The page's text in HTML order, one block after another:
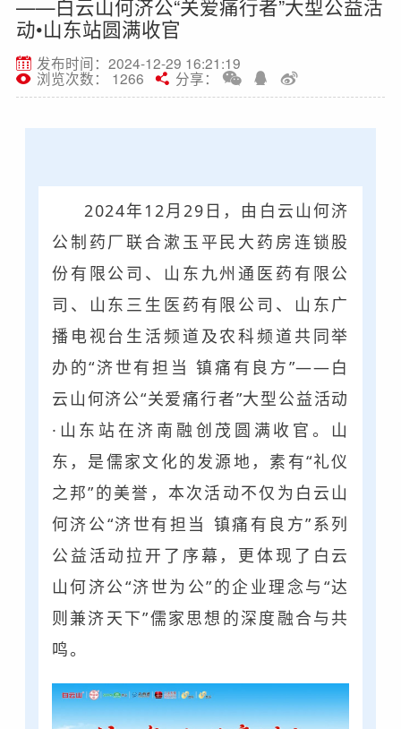
——白云山何济公“关爱痛行者”大型公益活
动•山东站圆满收官
发布时间：2024-12-29 16:21:19
浏览次数： 1266 分享：
2024年12月29日，由白云山何济
公制药厂联合漱玉平民大药房连锁股
份有限公司、山东九州通医药有限公
司、山东三生医药有限公司、山东广
播电视台生活频道及农科频道共同举
办的“济世有担当 镇痛有良方”——白
云山何济公“关爱痛行者”大型公益活动
·山东站在济南融创茂圆满收官。山
东，是儒家文化的发源地，素有“礼仪
之邦”的美誉，本次活动不仅为白云山
何济公“济世有担当 镇痛有良方”系列
公益活动拉开了序幕，更体现了白云
山何济公“济世为公”的企业理念与“达
则兼济天下”儒家思想的深度融合与共
鸣。